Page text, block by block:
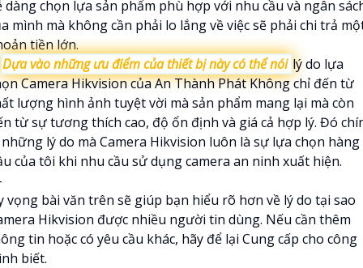
dàng chọn lựa sản phẩm phù hợp với nhu cầu và ngân
mình mà không cần phải lo lắng về việc sẽ phải chi trả
tiền lớn.
Dựa vào những ưu điểm của thiết bị này có thể nói lý do lựa
Camera Hikvision của An Thành Phát Không chỉ đến từ
lượng hình ảnh tuyệt vời mà sản phẩm mang lại mà còn
từ sự tương thích cao, độ ổn định và giá cả hợp lý. Đó
lý do mà Camera Hikvision luôn là sự lựa chọn hàng
của tôi khi nhu cầu sử dụng camera an ninh xuất hiện.
vọng bài văn trên sẽ giúp bạn hiểu rõ hơn về lý do tại sao
Hikvision được nhiều người tin dùng. Nếu cần thêm
tin hoặc có yêu cầu khác, hãy để lại Cung cấp cho công
biết.